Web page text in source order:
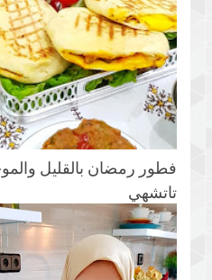
فطور رمضان بالقليل
تاتشهي